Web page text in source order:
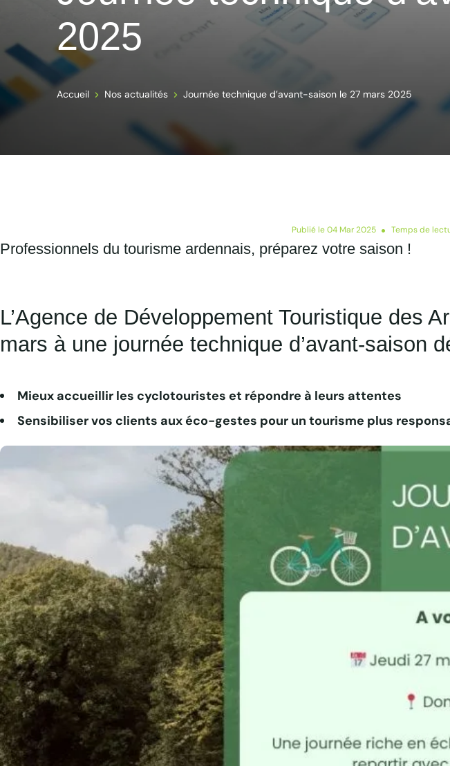
2025
Accueil Nos actualités Journée technique d’avant-saison le 27 mars 2025
Publié le 04 Mar 2025 Temps de
Professionnels du tourisme ardennais, préparez votre saison !
L’Agence de Développement Touristique des
mars à une journée technique d’avant-saison
Mieux accueillir les cyclotouristes et répondre à leurs attentes
Sensibiliser vos clients aux éco-gestes pour un tourisme plus